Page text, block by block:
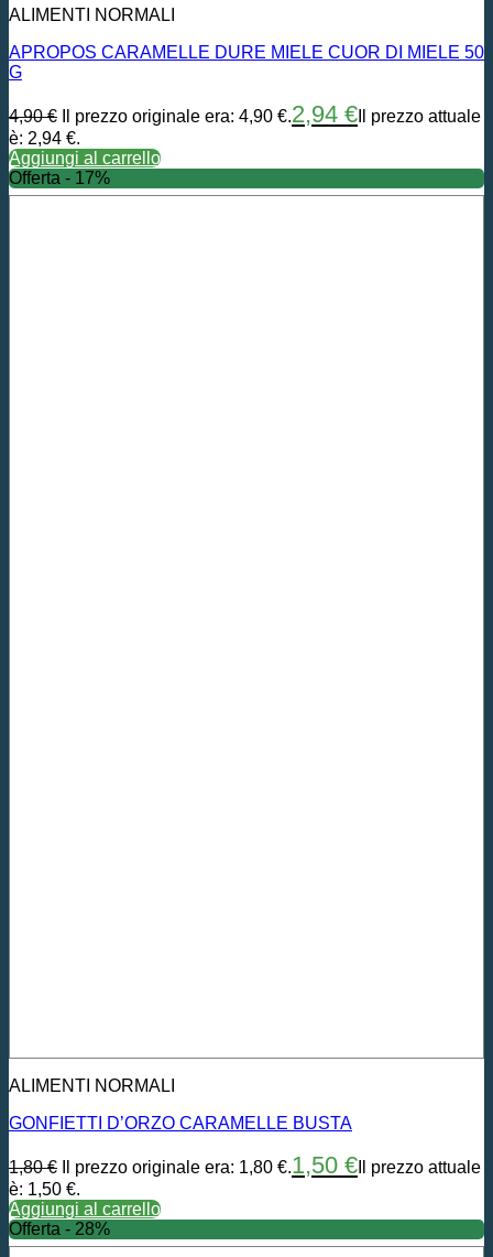
ALIMENTI NORMALI
APROPOS CARAMELLE DURE MIELE CUOR DI MIELE 50
G
4,90€ Il prezzo originale era: 4,90 €.2,94 € Il prezzo attuale
è: 2,94 €.
Aggiungi al carrello
Offerta - 17%
ALIMENTI NORMALI
GONFIETTI D’ORZO CARAMELLE BUSTA
1,80€ Il prezzo originale era: 1,80 €.1,50 € Il prezzo attuale
è: 1,50 €.
Aggiungi al carrello
Offerta - 28%